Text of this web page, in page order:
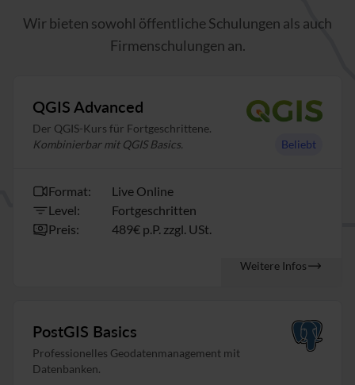
Wir bieten sowohl öffentliche Schulungen als auch
Firmenschulungen an.
QGIS Advanced
Der QGIS-Kurs für Fortgeschrittene.
Kombinierbar mit QGIS Basics.
Beliebt
Format:
Live Online
Level:
Fortgeschritten
Preis:
489€ p.P. zzgl. USt.
Weitere Infos
PostGIS Basics
Professionelles Geodatenmanagement mit
Datenbanken.